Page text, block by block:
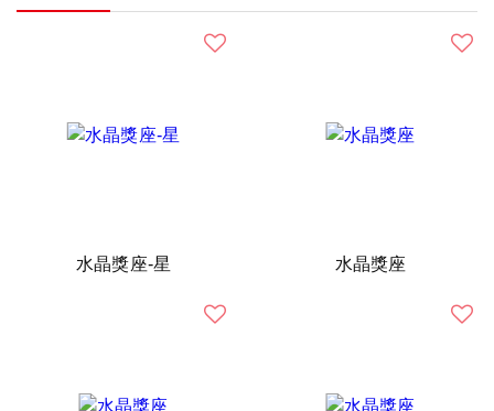
水晶獎座-星 水晶獎座